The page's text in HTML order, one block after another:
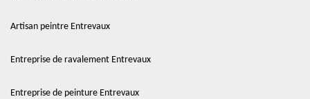
Artisan peintre Entrevaux
Entreprise de ravalement Entrevaux
Entreprise de peinture Entrevaux